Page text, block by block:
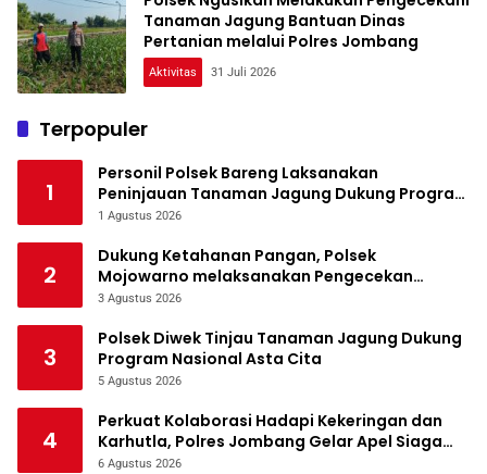
Tanaman Jagung Bantuan Dinas
Pertanian melalui Polres Jombang
Aktivitas 31 Juli 2026
Terpopuler
1
Personil Polsek Bareng Laksanakan
Peninjauan Tanaman Jagung Dukung Program
Ketahanan Pangan
1 Agustus 2026
2
Dukung Ketahanan Pangan, Polsek
Mojowarno melaksanakan Pengecekan
Tanaman Jagung
3 Agustus 2026
3
Polsek Diwek Tinjau Tanaman Jagung Dukung
Program Nasional Asta Cita
5 Agustus 2026
4
Perkuat Kolaborasi Hadapi Kekeringan dan
Karhutla, Polres Jombang Gelar Apel Siaga
Bencana
6 Agustus 2026